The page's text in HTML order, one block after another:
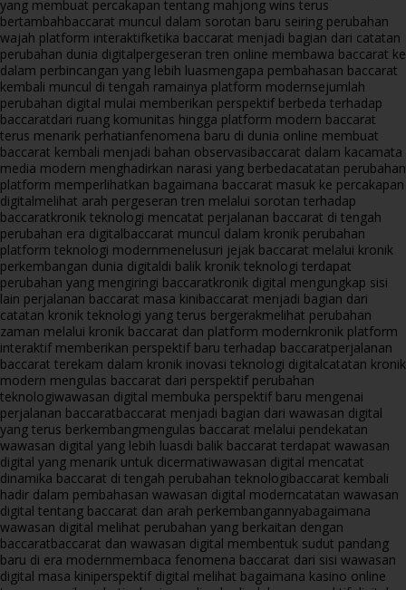
yang membuat percakapan tentang mahjong wins terus
bertambahbaccarat muncul dalam sorotan baru seiring perubahan
wajah platform interaktifketika baccarat menjadi bagian dari catatan
perubahan dunia digitalpergeseran tren online membawa baccarat ke
dalam perbincangan yang lebih luasmengapa pembahasan baccarat
kembali muncul di tengah ramainya platform modernsejumlah
perubahan digital mulai memberikan perspektif berbeda terhadap
baccaratdari ruang komunitas hingga platform modern baccarat
terus menarik perhatianfenomena baru di dunia online membuat
baccarat kembali menjadi bahan observasibaccarat dalam kacamata
media modern menghadirkan narasi yang berbedacatatan perubahan
platform memperlihatkan bagaimana baccarat masuk ke percakapan
digitalmelihat arah pergeseran tren melalui sorotan terhadap
baccaratkronik teknologi mencatat perjalanan baccarat di tengah
perubahan era digitalbaccarat muncul dalam kronik perubahan
platform teknologi modernmenelusuri jejak baccarat melalui kronik
perkembangan dunia digitaldi balik kronik teknologi terdapat
perubahan yang mengiringi baccaratkronik digital mengungkap sisi
lain perjalanan baccarat masa kinibaccarat menjadi bagian dari
catatan kronik teknologi yang terus bergerakmelihat perubahan
zaman melalui kronik baccarat dan platform modernkronik platform
interaktif memberikan perspektif baru terhadap baccaratperjalanan
baccarat terekam dalam kronik inovasi teknologi digitalcatatan kronik
modern mengulas baccarat dari perspektif perubahan
teknologiwawasan digital membuka perspektif baru mengenai
perjalanan baccaratbaccarat menjadi bagian dari wawasan digital
yang terus berkembangmengulas baccarat melalui pendekatan
wawasan digital yang lebih luasdi balik baccarat terdapat wawasan
digital yang menarik untuk dicermatiwawasan digital mencatat
dinamika baccarat di tengah perubahan teknologibaccarat kembali
hadir dalam pembahasan wawasan digital moderncatatan wawasan
digital tentang baccarat dan arah perkembangannyabagaimana
wawasan digital melihat perubahan yang berkaitan dengan
baccaratbaccarat dan wawasan digital membentuk sudut pandang
baru di era modernmembaca fenomena baccarat dari sisi wawasan
digital masa kiniperspektif digital melihat bagaimana kasino online